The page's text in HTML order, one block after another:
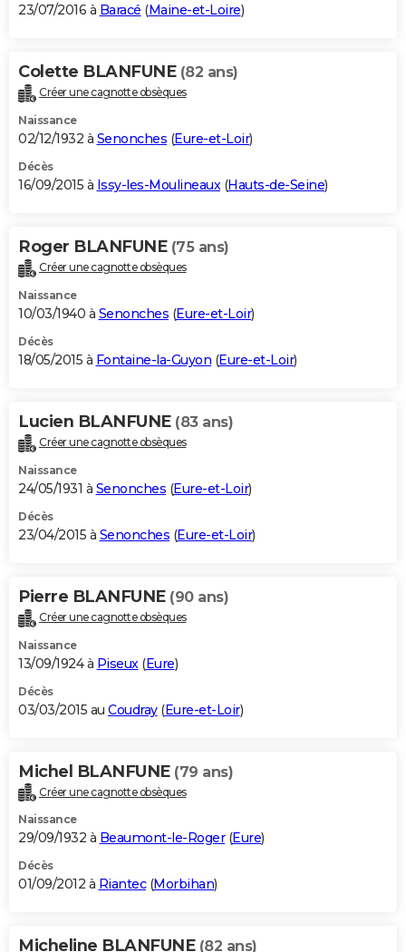
23/07/2016 à Baracé (Maine-et-Loire)
Colette BLANFUNE (82 ans)
Créer une cagnotte obsèques
Naissance
02/12/1932 à Senonches (Eure-et-Loir)
Décès
16/09/2015 à Issy-les-Moulineaux(Hauts-de-Seine)
Roger BLANFUNE (75 ans)
Créer une cagnotte obsèques
Naissance
10/03/1940 à Senonches (Eure-et-Loir)
Décès
18/05/2015 à Fontaine-la-Guyon (Eure-et-Loir)
Lucien BLANFUNE (83 ans)
Créer une cagnotte obsèques
Naissance
24/05/1931 à Senonches (Eure-et-Loir)
Décès
23/04/2015 à Senonches (Eure-et-Loir)
Pierre BLANFUNE (90 ans)
Créer une cagnotte obsèques
Naissance
13/09/1924 à Piseux (Eure)
Décès
03/03/2015 au Coudray(Eure-et-Loir)
Michel BLANFUNE (79 ans)
Créer une cagnotte obsèques
Naissance
29/09/1932 à Beaumont-le-Roger(Eure)
Décès
01/09/2012 à Riantec(Morbihan)
Micheline BLANFUNE (82 ans)